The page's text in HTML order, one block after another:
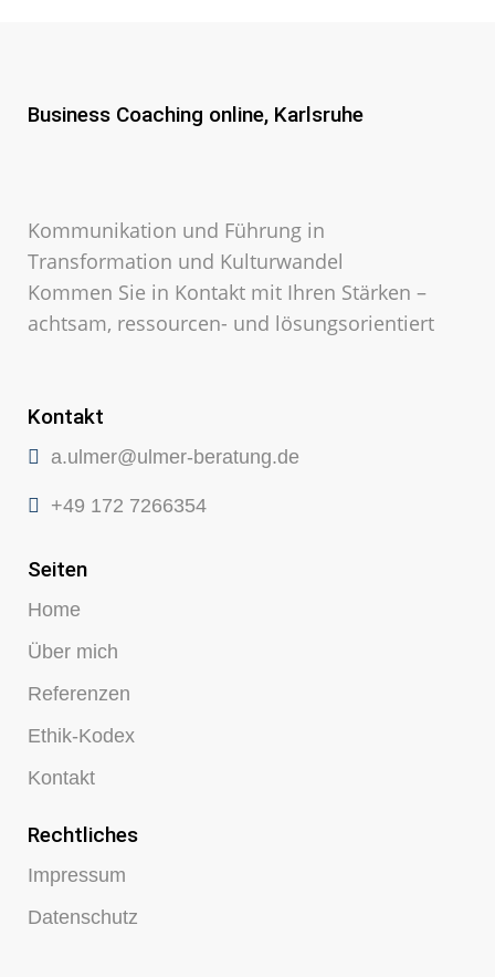
Business Coaching online, Karlsruhe
Kommunikation und Führung in
Transformation und Kulturwandel
Kommen Sie in Kontakt mit Ihren Stärken –
achtsam, ressourcen- und lösungsorientiert
Kontakt
a.ulmer@ulmer-beratung.de
+49 172 7266354
Seiten
Home
Über mich
Referenzen
Ethik-Kodex
Kontakt
Rechtliches
Impressum
Datenschutz